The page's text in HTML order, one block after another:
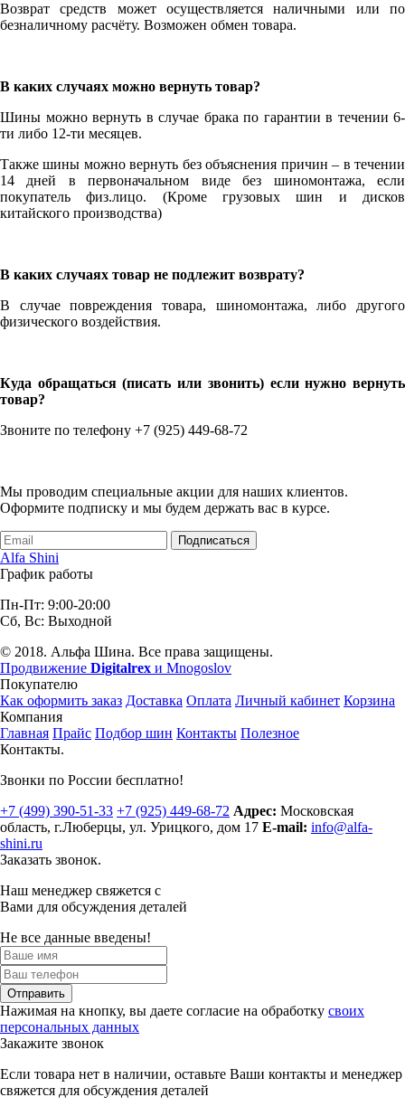
Возврат средств может осуществляется наличными или по
безналичному расчёту. Возможен обмен товара.
В каких случаях можно вернуть товар?
Шины можно вернуть в случае брака по гарантии в течении 6-
ти либо 12-ти месяцев.
Также шины можно вернуть без объяснения причин – в течении
14 дней в первоначальном виде без шиномонтажа, если
покупатель физ.лицо. (Кроме грузовых шин и дисков
китайского производства)
В каких случаях товар не подлежит возврату?
В случае повреждения товара, шиномонтажа, либо другого
физического воздействия.
Куда обращаться (писать или звонить) если нужно вернуть
товар?
Звоните по телефону +7 (925) 449-68-72
Мы проводим специальные акции для наших клиентов.
Оформите подписку и мы будем держать вас в курсе.
Подписаться
Alfa Shini
График работы
Пн-Пт: 9:00-20:00
Сб, Вс: Выходной
© 2018. Альфа Шина. Все права защищены.
Продвижение Digitalrex и Mnogoslov
Покупателю
Как оформить заказ Доставка Оплата Личный кабинет Корзина
Компания
Главная Прайс Подбор шин Контакты Полезное
Контакты.
Звонки по России бесплатно!
+7 (499) 390-51-33 +7 (925) 449-68-72 Адрес: Московская
область, г.Люберцы, ул. Урицкого, дом 17 E-mail: info@alfa-
shini.ru
Заказать звонок.
Наш менеджер свяжется с
Вами для обсуждения деталей
Не все данные введены!
Отправить
Нажимая на кнопку, вы даете согласие на обработку своих
персональных данных
Закажите звонок
Если товара нет в наличии, оставьте Ваши контакты и менеджер
свяжется для обсуждения деталей